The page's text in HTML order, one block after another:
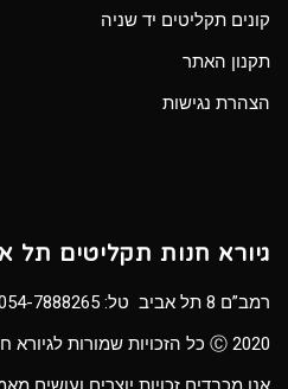
קונים תקליטים יד שניה
תקנון האתר
הצהרת נגישות
גיורא חנות תקליטים תל
רמב”ם 8 תל אביב טל:
7888265
Ⓒ 2020 כל הזכויות שמורות לגיורא חנות תקליטים